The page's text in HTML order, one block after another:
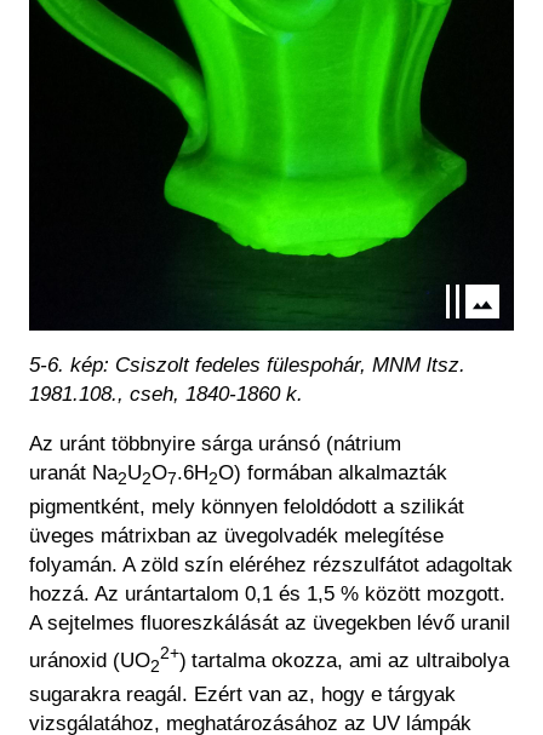
5-6. kép: Csiszolt fedeles fülespohár, MNM ltsz.
1981.108., cseh, 1840-1860 k.
Az uránt többnyire sárga uránsó (nátrium
uranát Na2U2O7.6H2O) formában alkalmazták
pigmentként, mely könnyen feloldódott a szilikát
üveges mátrixban az üvegolvadék melegítése
folyamán. A zöld szín eléréhez rézszulfátot adagoltak
hozzá. Az urántartalom 0,1 és 1,5 % között mozgott.
A sejtelmes fluoreszkálását az üvegekben lévő uranil
uránoxid (UO2
2+) tartalma okozza, ami az ultraibolya
sugarakra reagál. Ezért van az, hogy e tárgyak
vizsgálatához, meghatározásához az UV lámpák